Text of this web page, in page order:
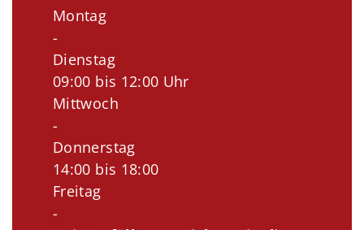
Montag
-
Dienstag
09:00 bis 12:00 Uhr
Mittwoch
-
Donnerstag
14:00 bis 18:00
Freitag
-